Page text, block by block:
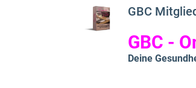
GBC
GBC -
Deine